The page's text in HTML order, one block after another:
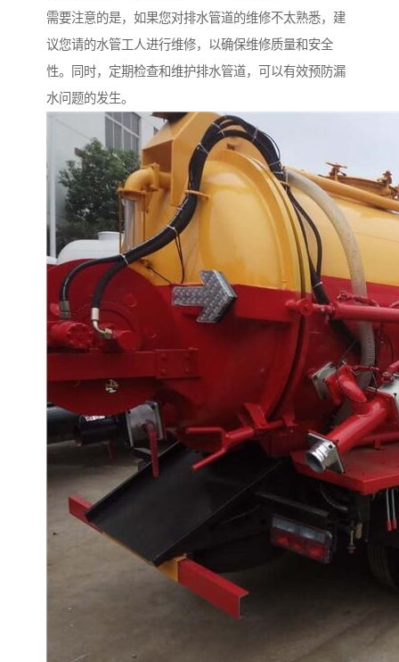
需要注意的是，如果您对排水管道的维修不太熟悉，建
议您请的水管工人进行维修，以确保维修质量和安全
性。同时，定期检查和维护排水管道，可以有效预防漏
水问题的发生。